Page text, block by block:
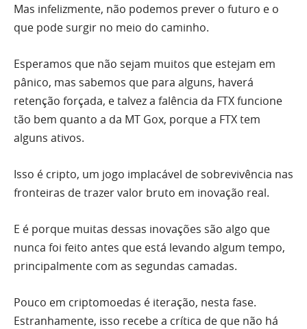
Mas infelizmente, não podemos prever o futuro e o
que pode surgir no meio do caminho.
Esperamos que não sejam muitos que estejam em
pânico, mas sabemos que para alguns, haverá
retenção forçada, e talvez a falência da FTX funcione
tão bem quanto a da MT Gox, porque a FTX tem
alguns ativos.
Isso é cripto, um jogo implacável de sobrevivência nas
fronteiras de trazer valor bruto em inovação real.
E é porque muitas dessas inovações são algo que
nunca foi feito antes que está levando algum tempo,
principalmente com as segundas camadas.
Pouco em criptomoedas é iteração, nesta fase.
Estranhamente, isso recebe a crítica de que não há